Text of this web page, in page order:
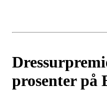
prosenter på